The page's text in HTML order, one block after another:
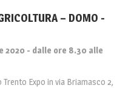
– DOMO -
2020 - dalle ore 8.30 alle
Expo in via Briamasco 2,